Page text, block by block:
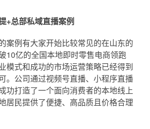
总部私域直播案例
例有大家开始比较常见的在山东的
10亿的全国本地即时零售电商领跑
模式和成功的市场运营策略已经得到
。公司通过视频号直播、小程序直播
功打造了一个面向消费者的本地线上
居民提供了便捷、高品质且价格合理